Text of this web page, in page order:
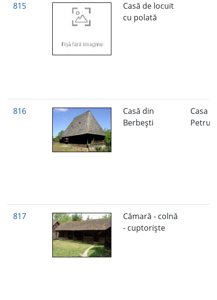
815
Casă de locuit
cu polată
816
Casă din
Berbeşti
Casa
Petru
817
Cămară - colnă
- cuptorişte